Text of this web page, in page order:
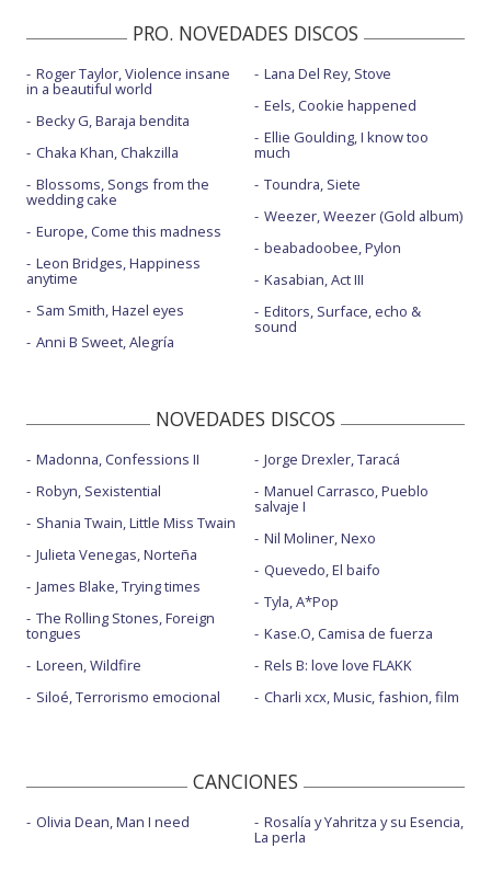
PRO. NOVEDADES DISCOS
Roger Taylor, Violence insane
in a beautiful world
Becky G, Baraja bendita
Chaka Khan, Chakzilla
Blossoms, Songs from the
wedding cake
Europe, Come this madness
Leon Bridges, Happiness
anytime
Sam Smith, Hazel eyes
Anni B Sweet, Alegría
Lana Del Rey, Stove
Eels, Cookie happened
Ellie Goulding, I know too
much
Toundra, Siete
Weezer, Weezer (Gold album)
beabadoobee, Pylon
Kasabian, Act III
Editors, Surface, echo &
sound
NOVEDADES DISCOS
Madonna, Confessions II
Robyn, Sexistential
Shania Twain, Little Miss Twain
Julieta Venegas, Norteña
James Blake, Trying times
The Rolling Stones, Foreign
tongues
Loreen, Wildfire
Siloé, Terrorismo emocional
Jorge Drexler, Taracá
Manuel Carrasco, Pueblo
salvaje I
Nil Moliner, Nexo
Quevedo, El baifo
Tyla, A*Pop
Kase.O, Camisa de fuerza
Rels B: love love FLAKK
Charli xcx, Music, fashion, film
CANCIONES
Olivia Dean, Man I need Rosalía y Yahritza y su Esencia,
La perla